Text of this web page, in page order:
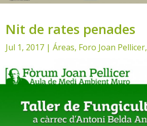
Nit de rates penades
Jul 1, 2017 |Áreas, Foro Joan Pellicer,